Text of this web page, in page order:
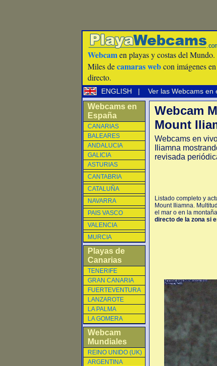
Webcamen playas y costas del Mundo.
Miles decamaras webcon imágenes en
directo.
ENGLISH | Ver las Webcams en
Webcams en
España
CANARIAS
BALEARES
ANDALUCIA
GALICIA
ASTURIAS
CANTABRIA
CATALUÑA
NAVARRA
PAIS VASCO
VALENCIA
MURCIA
Playas de
Canarias
TENERIFE
GRAN CANARIA
FUERTEVENTURA
LANZAROTE
LA PALMA
LA GOMERA
Webcam
Mundiales
REINO UNIDO (UK)
ARGENTINA
Webcam
Mount
Webcams en
Iliamna
revisada
Listado completo y
Mount Iliamna.
el mar o en la
directo de la zona si